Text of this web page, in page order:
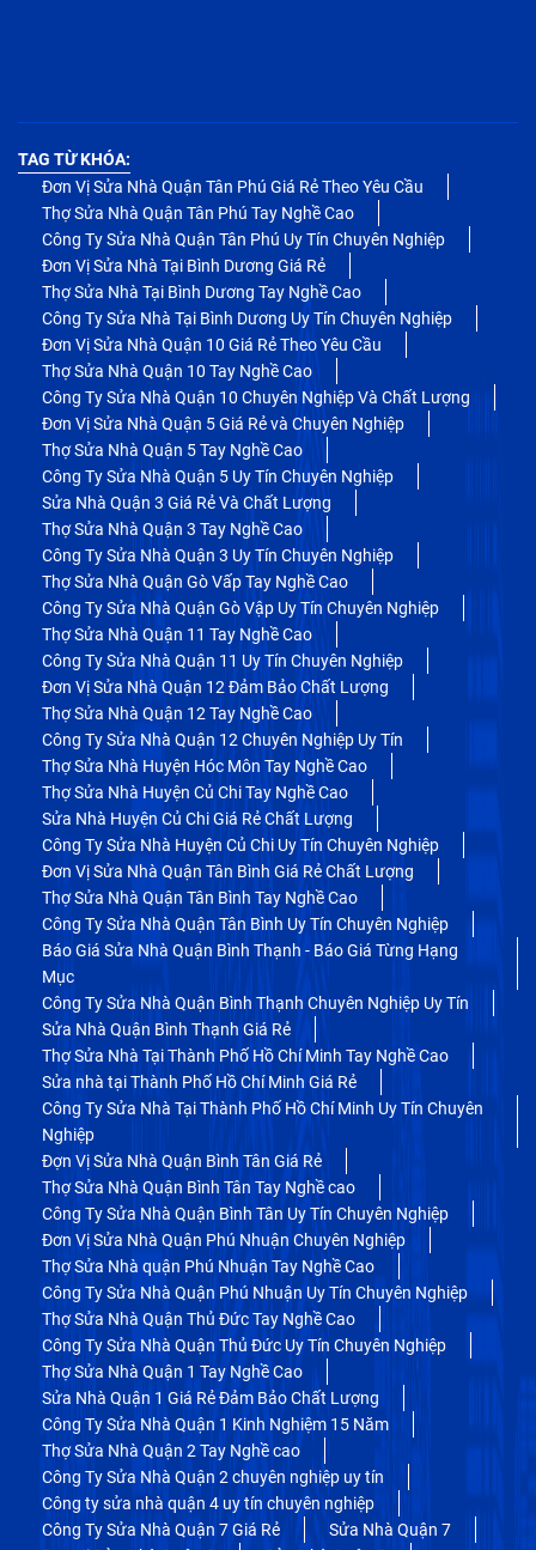
TAG TỪ KHÓA:
Đơn Vị Sửa Nhà Quận Tân Phú Giá Rẻ Theo Yêu Cầu
Thợ Sửa Nhà Quận Tân Phú Tay Nghề Cao
Công Ty Sửa Nhà Quận Tân Phú Uy Tín Chuyên Nghiệp
Đơn Vị Sửa Nhà Tại Bình Dương Giá Rẻ
Thợ Sửa Nhà Tại Bình Dương Tay Nghề Cao
Công Ty Sửa Nhà Tại Bình Dương Uy Tín Chuyên Nghiệp
Đơn Vị Sửa Nhà Quận 10 Giá Rẻ Theo Yêu Cầu
Thợ Sửa Nhà Quận 10 Tay Nghề Cao
Công Ty Sửa Nhà Quận 10 Chuyên Nghiệp Và Chất Lượng
Đơn Vị Sửa Nhà Quận 5 Giá Rẻ và Chuyên Nghiệp
Thợ Sửa Nhà Quận 5 Tay Nghề Cao
Công Ty Sửa Nhà Quận 5 Uy Tín Chuyên Nghiệp
Sửa Nhà Quận 3 Giá Rẻ Và Chất Lượng
Thợ Sửa Nhà Quận 3 Tay Nghề Cao
Công Ty Sửa Nhà Quận 3 Uy Tín Chuyên Nghiệp
Thợ Sửa Nhà Quận Gò Vấp Tay Nghề Cao
Công Ty Sửa Nhà Quận Gò Vập Uy Tín Chuyên Nghiệp
Thợ Sửa Nhà Quận 11 Tay Nghề Cao
Công Ty Sửa Nhà Quận 11 Uy Tín Chuyên Nghiệp
Đơn Vị Sửa Nhà Quận 12 Đảm Bảo Chất Lượng
Thợ Sửa Nhà Quận 12 Tay Nghề Cao
Công Ty Sửa Nhà Quận 12 Chuyên Nghiệp Uy Tín
Thợ Sửa Nhà Huyện Hóc Môn Tay Nghề Cao
Thợ Sửa Nhà Huyện Củ Chi Tay Nghề Cao
Sửa Nhà Huyện Củ Chi Giá Rẻ Chất Lượng
Công Ty Sửa Nhà Huyện Củ Chi Uy Tín Chuyên Nghiệp
Đơn Vị Sửa Nhà Quận Tân Bình Giá Rẻ Chất Lượng
Thợ Sửa Nhà Quận Tân Bình Tay Nghề Cao
Công Ty Sửa Nhà Quận Tân Bình Uy Tín Chuyên Nghiệp
Báo Giá Sửa Nhà Quận Bình Thạnh - Báo Giá Từng Hạng
Mục
Công Ty Sửa Nhà Quận Bình Thạnh Chuyên Nghiệp Uy Tín
Sửa Nhà Quận Bình Thạnh Giá Rẻ
Thợ Sửa Nhà Tại Thành Phố Hồ Chí Minh Tay Nghề Cao
Sửa nhà tại Thành Phố Hồ Chí Minh Giá Rẻ
Công Ty Sửa Nhà Tại Thành Phố Hồ Chí Minh Uy Tín Chuyên
Nghiệp
Đợn Vị Sửa Nhà Quận Bình Tân Giá Rẻ
Thợ Sửa Nhà Quận Bình Tân Tay Nghề cao
Công Ty Sửa Nhà Quận Bình Tân Uy Tín Chuyên Nghiệp
Đơn Vị Sửa Nhà Quận Phú Nhuận Chuyên Nghiệp
Thợ Sửa Nhà quận Phú Nhuận Tay Nghề Cao
Công Ty Sửa Nhà Quận Phú Nhuận Uy Tín Chuyên Nghiệp
Thợ Sửa Nhà Quận Thủ Đức Tay Nghề Cao
Công Ty Sửa Nhà Quận Thủ Đức Uy Tín Chuyên Nghiệp
Thợ Sửa Nhà Quận 1 Tay Nghề Cao
Sửa Nhà Quận 1 Giá Rẻ Đảm Bảo Chất Lượng
Công Ty Sửa Nhà Quận 1 Kinh Nghiệm 15 Năm
Thợ Sửa Nhà Quận 2 Tay Nghề cao
Công Ty Sửa Nhà Quận 2 chuyên nghiệp uy tín
Công ty sửa nhà quận 4 uy tín chuyên nghiệp
Công Ty Sửa Nhà Quận 7 Giá Rẻ
Sửa Nhà Quận 7